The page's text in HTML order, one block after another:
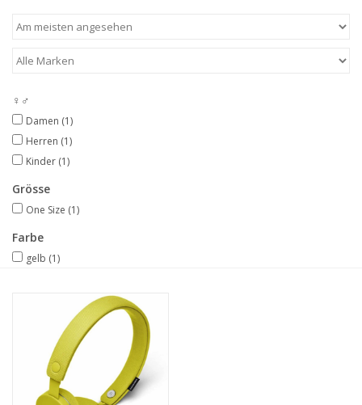
♀♂
Damen (1)
Herren (1)
Kinder (1)
Grösse
One Size (1)
Farbe
gelb (1)